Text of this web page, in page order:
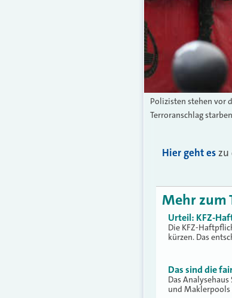
Polizisten stehen vor
Terroranschlag
Hier geht eszu
Mehr zum
Urteil: KFZ-
Die KFZ-
kürzen. Das
Das sind die
Das
und Maklerpools